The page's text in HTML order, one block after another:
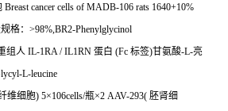
Breast cancer cells of MADB-106 rats 1640+10%
格： >98%,BR2-Phenylglycinol
组人 IL-1RA / IL1RN 蛋白 (Fc 标签)甘氨酸-L-亮
L-leucine
维细胞) 5×106cells/瓶×2 AAV-293( 胚肾细